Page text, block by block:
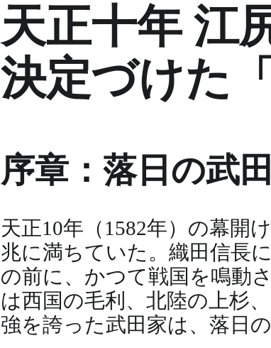
天正十年 江
決定づけた
序章：落日の武
天正10年（1582年）の幕開
兆に満ちていた。織田信長
の前に、かつて戦国を鳴動
は西国の毛利、北陸の上杉
強を誇った武田家は、落日